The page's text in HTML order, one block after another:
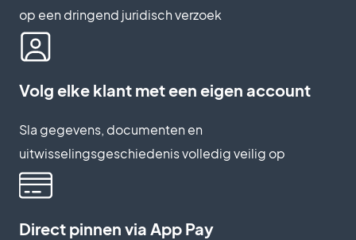
op een dringend juridisch verzoek
Volg elke klant met een eigen account
Sla gegevens, documenten en
uitwisselingsgeschiedenis volledig veilig op
Direct pinnen via App Pay